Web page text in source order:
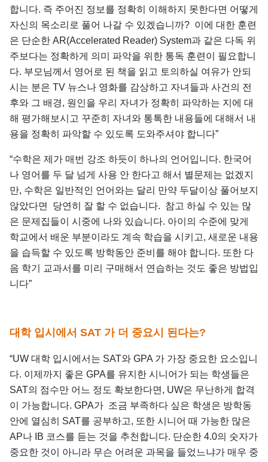
합니다. 즉 주어진 정보를 정확히 이해하지 못한다면 어떻게
자신의 목소리로 풀어 나갈 수 있겠습니까? 이에 대한 훈련
은 단순한 AR(Accelerated Reader) System과 같은 다독 위
주보다는 정확하게 의미 파악을 위한 통독 훈련이 필요합니
다. 부모님께서 영어로 된 책을 읽고 토의하실 여유가 안되
시는 분은 TV 뉴스나 영화를 감상하고 자녀들과 사건의 전
후와 그 배경, 원인을 우리 자녀가 정확히 파악하는 지에 대
해 평가해보시고 꾸준히 자녀와 통톡한 내용들에 대해서 내
용을 정확히 파악할 수 있도록 도와주셔야 합니다”
“수학은 제가 매번 강조 하듯이 하나의 언어입니다. 한국어
나 영어를 두 달 넘게 사용 안 한다고 해서 별문제는 없겠지
만, 수학은 일반적인 언어와는 달리 만약 두달이상 풀어보지
않았다면 당연히 잘 할 수 없습니다. 참고 하실 수 있는 많
은 문제집들이 시중에 나와 있습니다. 아이의 수준에 맞게
학교에서 배운 부분이라도 계속 학습을 시키고, 새로운 내용
을 습득할 수 있도록 방학동안 준비를 해야 합니다. 또한 다
음 학기 교과서를 미리 구매해서 연습하는 것도 좋은 방법입
니다”
대학 입시에서 SAT 가 더 중요시 된다는?
“UW 대학 입시에서는 SAT와 GPA 가 가장 중요한 요소입니
다. 이제까지 좋은 GPA를 유지한 시니어가 되는 학생들은
SAT의 점수만 어느 정도 확보한다면, UW은 무난하게 합격
이 가능합니다. GPA가 조금 부족하다 싶은 학생은 방학동
안에 열심히 SAT를 공부하고, 또한 시니어 때 가능한 많은
AP나 IB 코스를 듣는 것을 추천합니다. 단순한 4.0의 숫자가
중요한 것이 아니라 무슨 어려운 과목을 들었느냐가 매우 중